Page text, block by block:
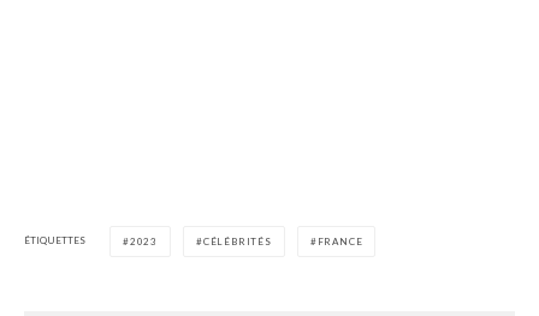
ÉTIQUETTES 2023 CÉLÉBRITÉS FRANCE